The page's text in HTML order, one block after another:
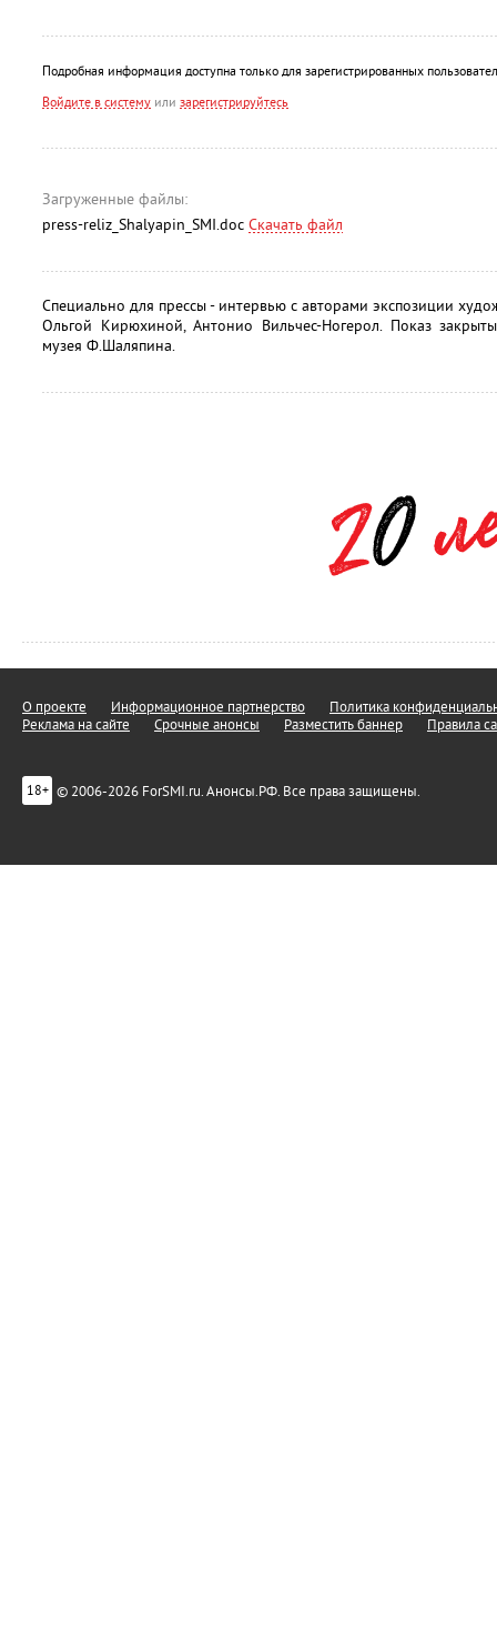
Подробная информация доступна только для зарегистрированных
Войдите в систему или зарегистрируйтесь
Загруженные файлы:
press-reliz_Shalyapin_SMI.doc Скачать файл
Специально для прессы - интервью с авторами экспозиции
Ольгой Кирюхиной, Антонио Вильчес-Ногерол. Показ
музея Ф.Шаляпина.
О проекте Информационное партнерство
Политика
Реклама на сайте
Срочные анонсы Разместить баннер Правила
18+ © 2006-2026 ForSMI.ru. Анонсы.РФ. Все права защищены.